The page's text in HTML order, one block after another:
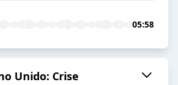
05:58
Unido: Crise